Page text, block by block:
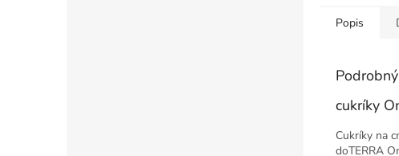
Popis
cukríky
Cukríky na
doTERRA